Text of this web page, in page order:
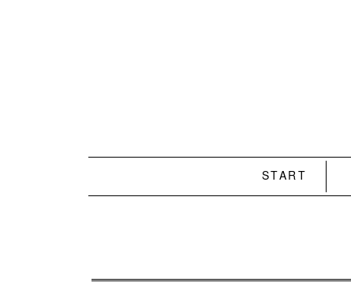
START